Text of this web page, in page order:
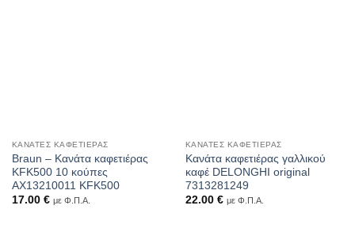
ΚΑΝΆΤΕΣ ΚΑΦΕΤΙΈΡΑΣ
Braun – Κανάτα καφετιέρας
KFK500 10 κούπες
AX13210011 KFK500
17.00 € με Φ.Π.Α.
ΚΑΝΆΤΕΣ ΚΑΦΕΤΙΈΡΑΣ
Κανάτα καφετιέρας γαλλικού
καφέ DELONGHI original
7313281249
22.00 € με Φ.Π.Α.